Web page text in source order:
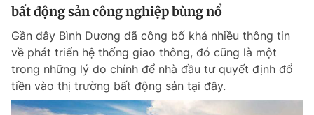
bất động sản công nghiệp bùng nổ
Gần đây Bình Dương đã công bố khá nhiều thông tin
về phát triển hệ thống giao thông, đó cũng là một
trong những lý do chính để nhà đầu tư quyết định đổ
tiền vào thị trường bất động sản tại đây.